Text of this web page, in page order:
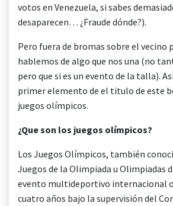
votos en Venezuela, si sabes
desaparecen… ¿Fraude dónde?).
Pero fuera de bromas sobre el vecino
hablemos de algo que nos una (no
pero que si es un evento de la talla).
primer elemento de el titulo de este
juegos olímpicos.
¿Que son los juegos olímpicos?
Los Juegos Olímpicos, también
Juegos de la Olimpiada u Olimpiadas
evento multideportivo internacional
cuatro años bajo la supervisión del